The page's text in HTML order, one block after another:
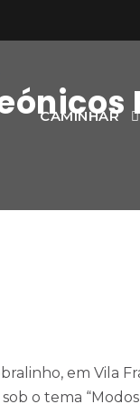
CAMINHAR
em Vila
o tema